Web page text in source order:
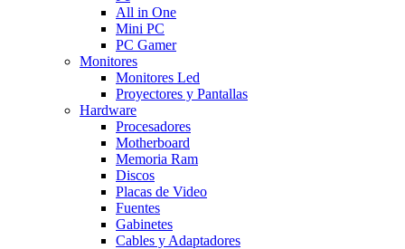
All in One
Mini PC
PC Gamer
Monitores
Monitores Led
Proyectores y Pantallas
Hardware
Procesadores
Motherboard
Memoria Ram
Discos
Placas de Video
Fuentes
Gabinetes
Cables y Adaptadores